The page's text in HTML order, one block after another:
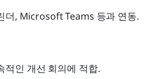
더, Microsoft Teams 등과 연동.
적인 개선 회의에 적합.